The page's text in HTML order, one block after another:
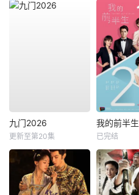
九门2026
更新至第20集
我的前半生
已完结